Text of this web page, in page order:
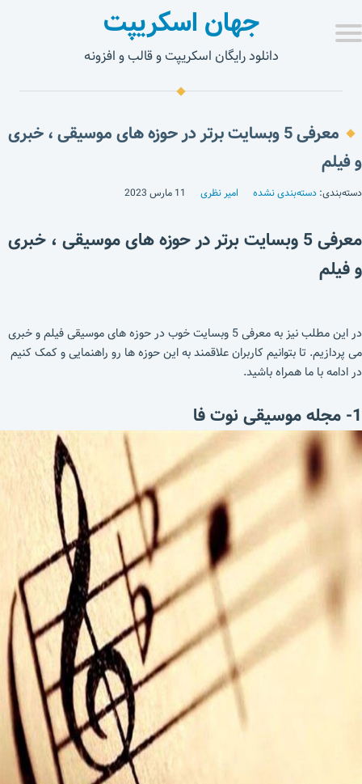
جهان اسکریپت
دانلود رایگان اسکریپت و قالب و افزونه
معرفی 5 وبسایت برتر در حوزه های موسیقی ، خبری
و فیلم
دسته‌بندی: دسته‌بندی نشده امیر نظری 11 مارس 2023
معرفی 5 وبسایت برتر در حوزه های موسیقی ، خبری
و فیلم
در این مطلب نیز به معرفی 5 وبسایت خوب در حوزه های موسیقی فیلم و خبری
می پردازیم. تا بتوانیم کاربران علاقمند به این حوزه ها رو راهنمایی و کمک کنیم
در ادامه با ما همراه باشید.
1- مجله موسیقی نوت فا